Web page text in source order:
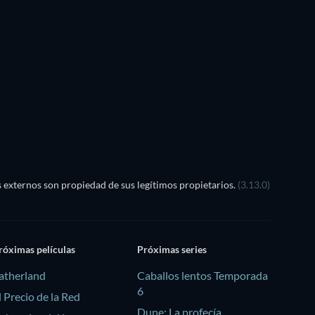
son propiedad de sus legítimos propietarios. (3.13.0)
películas
Precio de la Red
Próximas series
Caballos lentos Temporada
6
Dune: La profecía